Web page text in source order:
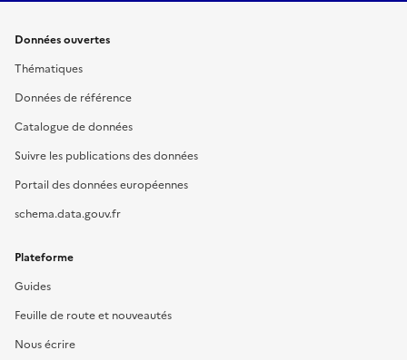
Données ouvertes
Thématiques
Données de référence
Catalogue de données
Suivre les publications des données
Portail des données européennes
schema.data.gouv.fr
Plateforme
Guides
Feuille de route et nouveautés
Nous écrire